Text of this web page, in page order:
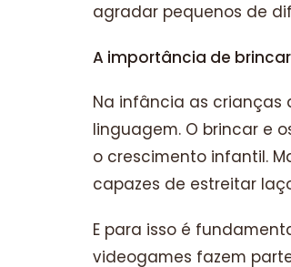
agradar pequenos de
A importância de
Na infância as crianças
linguagem. O brincar e
o crescimento infantil.
capazes de estreitar
E para isso é
videogames fazem